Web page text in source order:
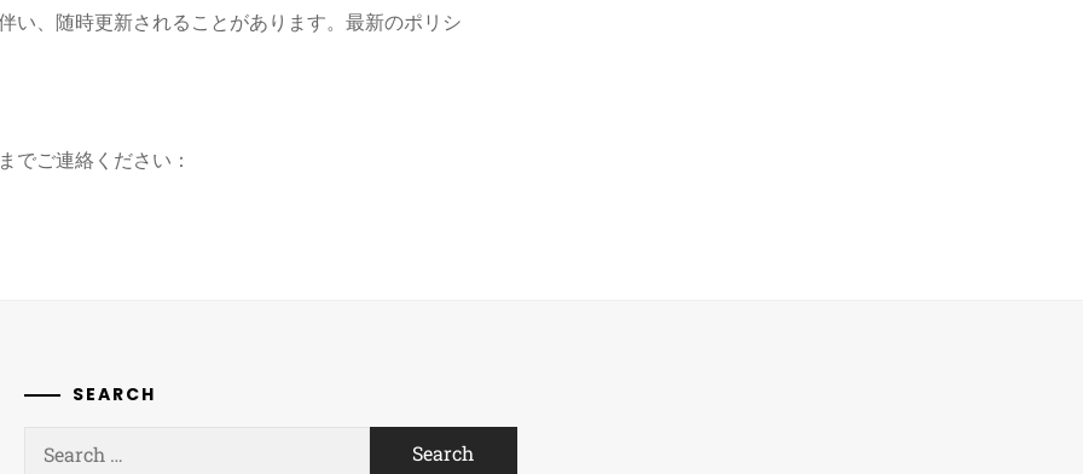
い、随時更新されることがあります。最新のポリシ
でご連絡ください：
SEARCH
for: